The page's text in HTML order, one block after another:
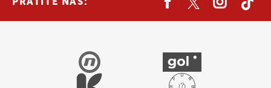
PRATITE NAS: